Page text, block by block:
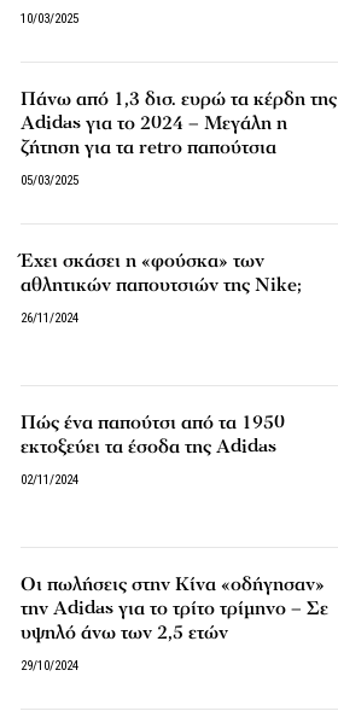
10/03/2025
Πάνω από 1,3 δισ. ευρώ τα κέρδη της
Adidas για το 2024 – Μεγάλη η
ζήτηση για τα retro παπούτσια
05/03/2025
Έχει σκάσει η «φούσκα» των
αθλητικών παπουτσιών της Nike;
26/11/2024
Πώς ένα παπούτσι από τα 1950
εκτοξεύει τα έσοδα της Adidas
02/11/2024
Οι πωλήσεις στην Κίνα «οδήγησαν»
την Adidas για το τρίτο τρίμηνο – Σε
υψηλό άνω των 2,5 ετών
29/10/2024